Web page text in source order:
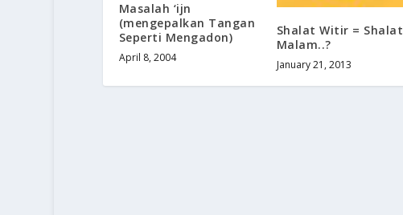
Masalah ‘ijn
(mengepalkan Tangan
Seperti Mengadon)
April 8, 2004
Shalat Witir = Shalat
Malam..?
January 21, 2013